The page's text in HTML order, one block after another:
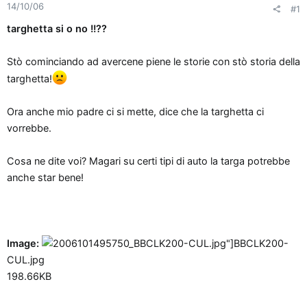
c
s
i
o
e
14/10/06 #1
targhetta si o no !!??
Stò cominciando ad avercene piene le storie con stò storia della
targhetta!
Ora anche mio padre ci si mette, dice che la targhetta ci
vorrebbe.
Cosa ne dite voi? Magari su certi tipi di auto la targa potrebbe
anche star bene!
Image:
BBCLK200-
CUL.jpg
198.66KB